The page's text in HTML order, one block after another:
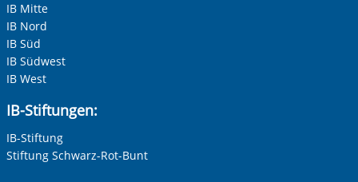
Ihre E-Mail-Adresse
Ihre Telefonnummer
Betreff ihrer Anfrage
IB Mitte
IB Nord
IB Süd
IB Südwest
IB West
IB-Stiftungen:
IB-Stiftung
Stiftung Schwarz-Rot-Bunt